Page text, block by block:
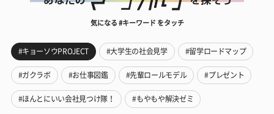
気になる #キーワード をタッチ
#キョーソウPROJECT #大学生の社会見学 #留学ロードマップ
#ガクラボ #お仕事図鑑 #先輩ロールモデル #プレゼント
#ほんとにいい会社見つけ隊！ #もやもや解決ゼミ